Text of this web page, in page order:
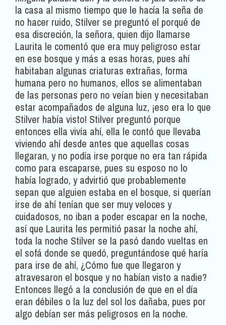
la casa al mismo tiempo que le hacía la seña de
no hacer ruido, Stilver se preguntó el porqué de
esa discreción, la señora, quien dijo llamarse
Laurita le comentó que era muy peligroso estar
en ese bosque y más a esas horas, pues ahí
habitaban algunas criaturas extrañas, forma
humana pero no humanos, ellos se alimentaban
de las personas pero no veían bien y necesitaban
estar acompañados de alguna luz, ¡eso era lo que
Stilver había visto! Stilver preguntó porque
entonces ella vivía ahí, ella le contó que llevaba
viviendo ahí desde antes que aquellas cosas
llegaran, y no podía irse porque no era tan rápida
como para escaparse, pues su esposo no lo
había logrado, y advirtió que probablemente
sepan que alguien estaba en el bosque, si querían
irse de ahí tenían que ser muy veloces y
cuidadosos, no iban a poder escapar en la noche,
así que Laurita les permitió pasar la noche ahí,
toda la noche Stilver se la pasó dando vueltas en
el sofá donde se quedó, preguntándose qué haría
para irse de ahí, ¿Cómo fue que llegaron y
atravesaron el bosque y no habían visto a nadie?
Entonces llegó a la conclusión de que en el día
eran débiles o la luz del sol los dañaba, pues por
algo debían ser más peligrosos en la noche.